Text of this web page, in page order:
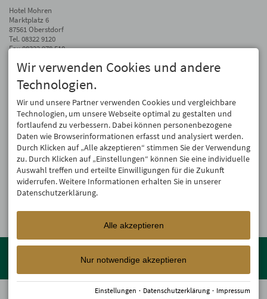
Hotel Mohren
Marktplatz 6
87561 Oberstdorf
Tel. 08322 9120
Fax 08322 978 510
info@hotel-mohren.de
Auf dem Laufenden bleiben
Wir geben Ihre E-Mail-Adresse nicht weiter. Wir mögen auch keinen Spam.
Versprochen! Eine Abmeldung ist jederzeit möglich.
Anmelden
Mitglied der Oberstdorf Resort Familien mit den schönsten
Urlaubsunterkünften von der Berghütte bis zum 4-Sterne Superior
Wir verwenden Cookies und andere
Technologien.
Wir und unsere Partner verwenden Cookies und vergleichbare
Technologien, um unsere Webseite optimal zu gestalten und
fortlaufend zu verbessern. Dabei können personenbezogene
Daten wie Browserinformationen erfasst und analysiert werden.
Durch Klicken auf „Alle akzeptieren“ stimmen Sie der Verwendung
zu. Durch Klicken auf „Einstellungen“ können Sie eine individuelle
Auswahl treffen und erteilte Einwilligungen für die Zukunft
widerrufen. Weitere Informationen erhalten Sie in unserer
Datenschutzerklärung.
Alle akzeptieren
Nur notwendige akzeptieren
Einstellungen · Datenschutzerklärung · Impressum